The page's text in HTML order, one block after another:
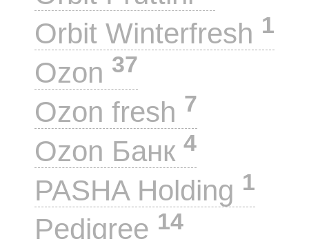
Orbit Winterfresh 1
Ozon 37
Ozon fresh 7
Ozon Банк 4
PASHA Holding 1
Pedigree 14